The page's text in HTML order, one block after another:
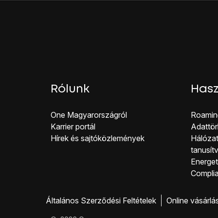
Rólunk
One Magyar országról
Karrier portál
Hírek és sajtóközlemények
Co
Általános Szerződési Feltételek Online